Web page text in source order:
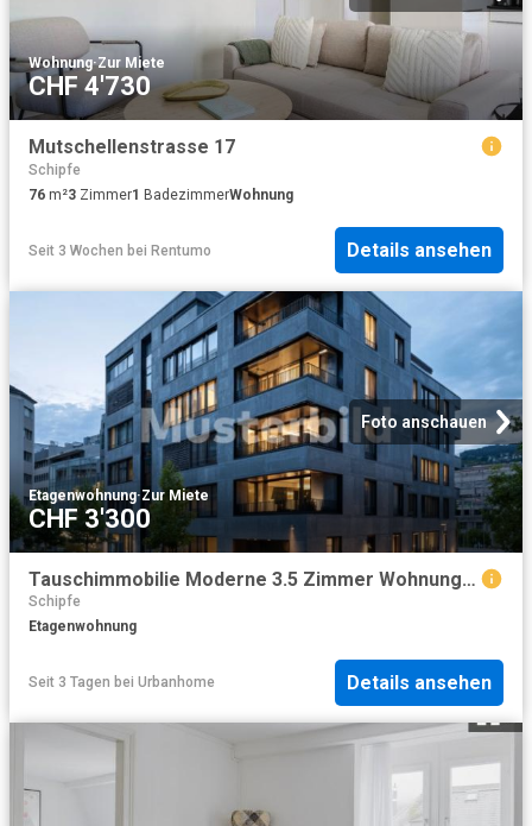
Wohnung·Zur Miete
CHF 4'730
Mutschellenstrasse 17
Schipfe
76 m²3 Zimmer1 BadezimmerWohnung
Seit 3 Wochen bei Rentumo Details ansehen
Foto anschauen
Etagenwohnung·Zur Miete
CHF 3'300
Tauschimmobilie Moderne 3.5 Zimmer Wohnung im Herzen von Zürich
Schipfe
Etagenwohnung
Seit 3 Tagen bei Urbanhome Details ansehen